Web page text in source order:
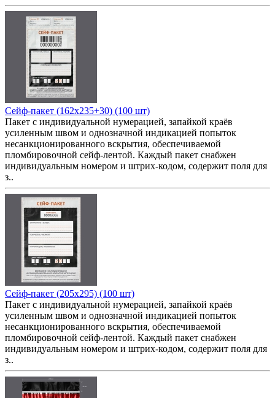
Сейф-пакет (162x235+30) (100 шт)
Пакет с индивидуальной нумерацией, запайкой краёв
усиленным швом и однозначной индикацией попыток
несанкционированного вскрытия, обеспечиваемой
пломбировочной сейф-лентой. Каждый пакет снабжен
индивидуальным номером и штрих-кодом, содержит поля для
з..
Сейф-пакет (205x295) (100 шт)
Пакет с индивидуальной нумерацией, запайкой краёв
усиленным швом и однозначной индикацией попыток
несанкционированного вскрытия, обеспечиваемой
пломбировочной сейф-лентой. Каждый пакет снабжен
индивидуальным номером и штрих-кодом, содержит поля для
з..